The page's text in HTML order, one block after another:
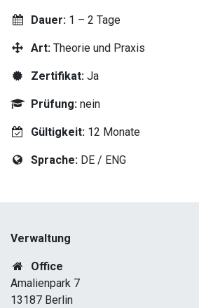
Dauer: 1 – 2 Tage
Art: Theorie und Praxis
Zertifikat: Ja
Prüfung: nein
Gültigkeit:12 Monate
Sprache:DE / ENG
Verwaltung
Office
Amalienpark 7
13187 Berlin